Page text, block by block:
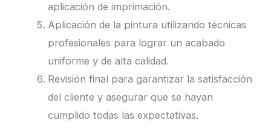
aplicación de imprimación.
Aplicación de la pintura utilizando técnicas
profesionales para lograr un acabado
uniforme y de alta calidad.
Revisión final para garantizar la satisfacción
del cliente y asegurar que se hayan
cumplido todas las expectativas.